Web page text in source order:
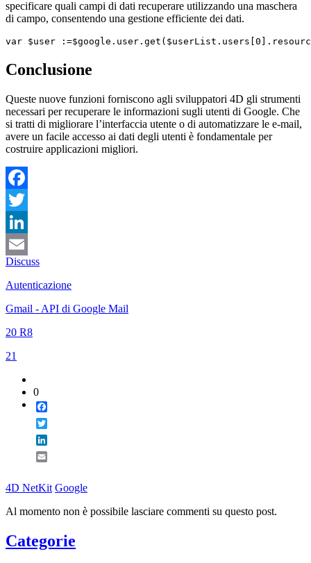
specificare quali campi di dati recuperare utilizzando una maschera
di campo, consentendo una gestione efficiente dei dati.
var $user
Conclusione
Queste nuove funzioni forniscono agli sviluppatori 4D gli strumenti
necessari per recuperare le informazioni sugli utenti di Google. Che
si tratti di migliorare l’interfaccia utente o di automatizzare le e-mail,
avere un facile accesso ai dati degli utenti è fondamentale per
costruire applicazioni migliori.
Facebook
Twitter
LinkedIn
Email
Discuss
Autenticazione
Gmail - API di Google Mail
20 R8
21
0
4D NetKit Google
Al momento non è possibile lasciare commenti su questo post.
Categorie